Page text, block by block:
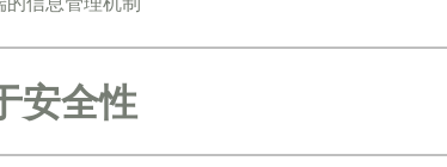
安全性